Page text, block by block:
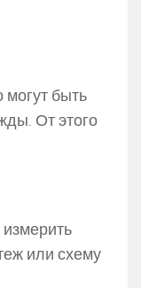
могут быть
От этого
или схему